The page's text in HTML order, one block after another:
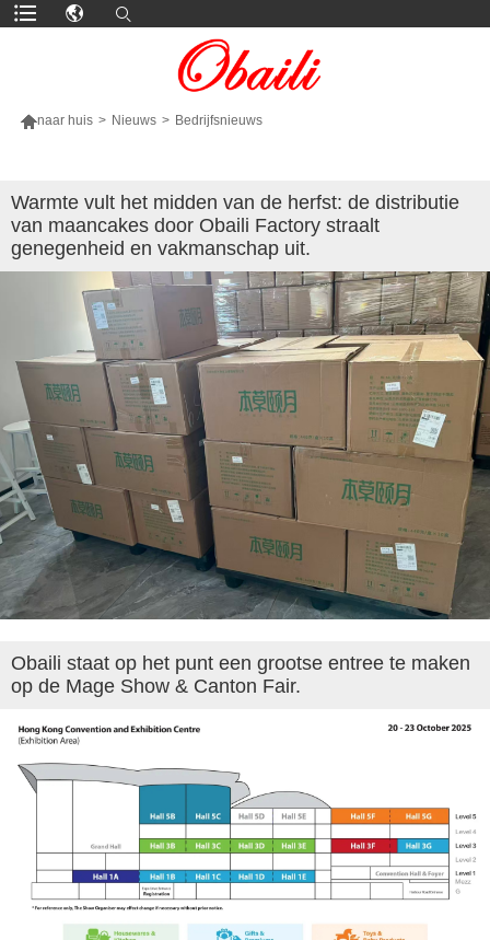
naar huis > Nieuws > Bedrijfsnieuws
Warmte vult het midden van de herfst: de distributie
van maancakes door Obaili Factory straalt
genegenheid en vakmanschap uit.
Obaili staat op het punt een grootse entree te maken
op de Mage Show & Canton Fair.